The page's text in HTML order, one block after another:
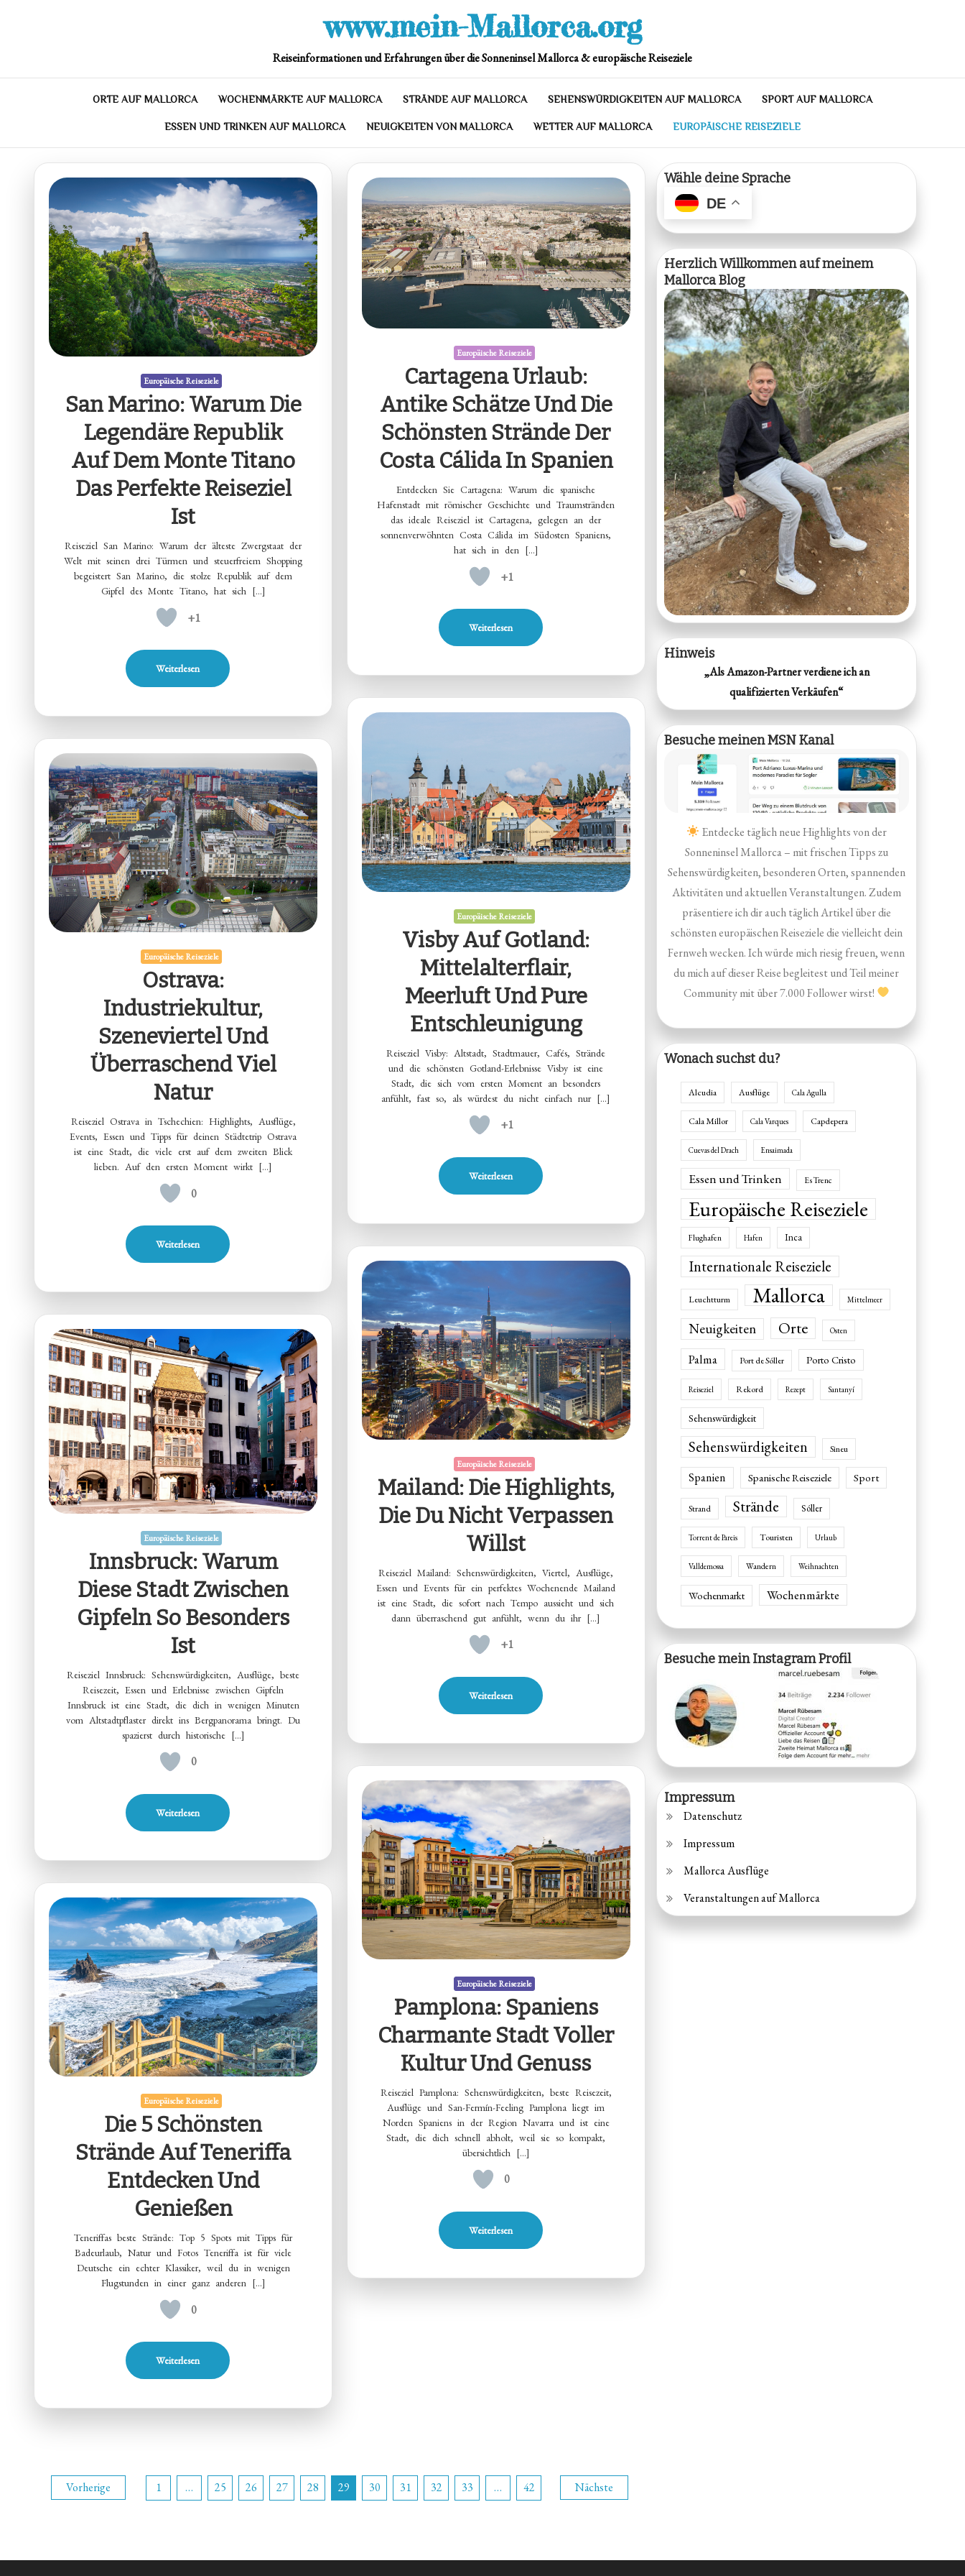
www.mein-Mallorca.org
Reiseinformationen und Erfahrungen über die Sonneninsel Mallorca & europäische Reiseziele
ORTE AUF MALLORCA WOCHENMÄRKTE AUF MALLORCA STRÄNDE AUF MALLORCA SEHENSWÜRDIGKEITEN AUF MALLORCA SPORT AUF MALLORCA
ESSEN UND TRINKEN AUF MALLORCA NEUIGKEITEN VON MALLORCA WETTER AUF MALLORCA EUROPÄISCHE REISEZIELE
Europäische Reiseziele
San Marino: Warum Die
Legendäre Republik
Auf Dem Monte Titano
Das Perfekte Reiseziel
Ist
Reiseziel San Marino: Warum der älteste Zwergstaat der
Welt mit seinen drei Türmen und steuerfreiem Shopping
begeistert San Marino, die stolze Republik auf dem
Gipfel des Monte Titano, hat sich […]
+1
Weiterlesen
Europäische Reiseziele
Cartagena Urlaub:
Antike Schätze Und Die
Schönsten Strände Der
Costa Cálida In Spanien
Entdecken Sie Cartagena: Warum die spanische
Hafenstadt mit römischer Geschichte und Traumstränden
das ideale Reiseziel ist Cartagena, gelegen an der
sonnenverwöhnten Costa Cálida im Südosten Spaniens,
hat sich in den […]
+1
Weiterlesen
Europäische Reiseziele
Visby Auf Gotland:
Mittelalterflair,
Meerluft Und Pure
Entschleunigung
Reiseziel Visby: Altstadt, Stadtmauer, Cafés, Strände
und die schönsten Gotland-Erlebnisse Visby ist eine
Stadt, die sich vom ersten Moment an besonders
anfühlt, fast so, als würdest du nicht einfach nur […]
+1
Weiterlesen
Europäische Reiseziele
Ostrava:
Industriekultur,
Szeneviertel Und
Überraschend Viel
Natur
Reiseziel Ostrava in Tschechien: Highlights, Ausflüge,
Events, Essen und Tipps für deinen Städtetrip Ostrava
ist eine Stadt, die viele erst auf dem zweiten Blick
lieben. Auf den ersten Moment wirkt […]
0
Weiterlesen
Europäische Reiseziele
Mailand: Die Highlights,
Die Du Nicht Verpassen
Willst
Reiseziel Mailand: Sehenswürdigkeiten, Viertel, Ausflüge,
Essen und Events für ein perfektes Wochenende Mailand
ist eine Stadt, die sofort nach Tempo aussieht und sich
dann überraschend gut anfühlt, wenn du ihr […]
+1
Weiterlesen
Europäische Reiseziele
Innsbruck: Warum
Diese Stadt Zwischen
Gipfeln So Besonders
Ist
Reiseziel Innsbruck: Sehenswürdigkeiten, Ausflüge, beste
Reisezeit, Essen und Erlebnisse zwischen Gipfeln
Innsbruck ist eine Stadt, die dich in wenigen Minuten
vom Altstadtpflaster direkt ins Bergpanorama bringt. Du
spazierst durch historische […]
0
Weiterlesen
Europäische Reiseziele
Pamplona: Spaniens
Charmante Stadt Voller
Kultur Und Genuss
Reiseziel Pamplona: Sehenswürdigkeiten, beste Reisezeit,
Ausflüge und San-Fermín-Feeling Pamplona liegt im
Norden Spaniens in der Region Navarra und ist eine
Stadt, die dich schnell abholt, weil sie so kompakt,
übersichtlich […]
0
Weiterlesen
Europäische Reiseziele
Die 5 Schönsten
Strände Auf Teneriffa
Entdecken Und
Genießen
Teneriffas beste Strände: Top 5 Spots mit Tipps für
Badeurlaub, Natur und Fotos Teneriffa ist für viele
Deutsche ein echter Klassiker, weil du in wenigen
Flugstunden in einer ganz anderen […]
0
Weiterlesen
Seitennummerierung
Vorherige 1 … 25 26 27 28 29 30 31 32 33 … 42 Nächste
Wähle deine Sprache
DE
Herzlich Willkommen auf meinem
Mallorca Blog
Hinweis
„Als Amazon-Partner verdiene ich an
qualifizierten Verkäufen“
Besuche meinen MSN Kanal
Entdecke täglich neue Highlights von der
Sonneninsel Mallorca – mit frischen Tipps zu
Sehenswürdigkeiten, besonderen Orten, spannenden
Aktivitäten und aktuellen Veranstaltungen. Zudem
präsentiere ich dir auch täglich Artikel über die
schönsten europäischen Reiseziele die vielleicht dein
Fernweh wecken. Ich würde mich riesig freuen, wenn
du mich auf dieser Reise begleitest und Teil meiner
Community mit über 7.000 Follower wirst!
Wonach suchst du?
Alcudia Ausflüge Cala Agulla
Cala Millor Cala Varques Capdepera
Cuevas del Drach Ensaimada
Essen und Trinken Es Trenc
Europäische Reiseziele
Flughafen Hafen Inca
Internationale Reiseziele
Leuchtturm Mallorca Mittelmeer
Neuigkeiten Orte Osten
Palma Port de Sóller Porto Cristo
Reiseziel Rekord Rezept Santanyí
Sehenswürdigkeit
Sehenswürdigkeiten Sineu
Spanien Spanische Reiseziele Sport
Strand Strände Sóller
Torrent de Pareis Touristen Urlaub
Valldemossa Wandern Weihnachten
Wochenmarkt Wochenmärkte
Besuche mein Instagram Profil
Impressum
Datenschutz
Impressum
Mallorca Ausflüge
Veranstaltungen auf Mallorca